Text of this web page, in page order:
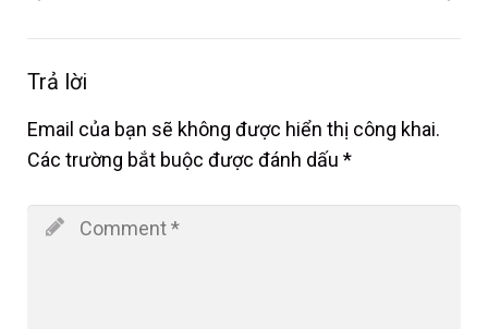
Trả lời
Email của bạn sẽ không được hiển thị công khai.
Các trường bắt buộc được đánh dấu *